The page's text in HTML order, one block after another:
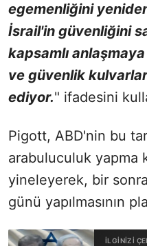
egemenliğini
İsrail'in güvenliğini
kapsamlı
ve güvenlik
ediyor." ifadesini
Pigott, ABD'nin bu
arabuluculuk yapma
yineleyerek, bir
günü yapılmasının